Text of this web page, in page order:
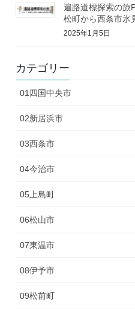
遍路道標探索の旅
松町から西条市氷
2025年1月5日
カテゴリー
01四国中央市
02新居浜市
03西条市
04今治市
05上島町
06松山市
07東温市
08伊予市
09松前町